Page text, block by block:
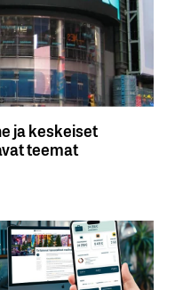
ja keskeiset
teemat